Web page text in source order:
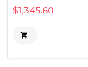
$1,345.60
